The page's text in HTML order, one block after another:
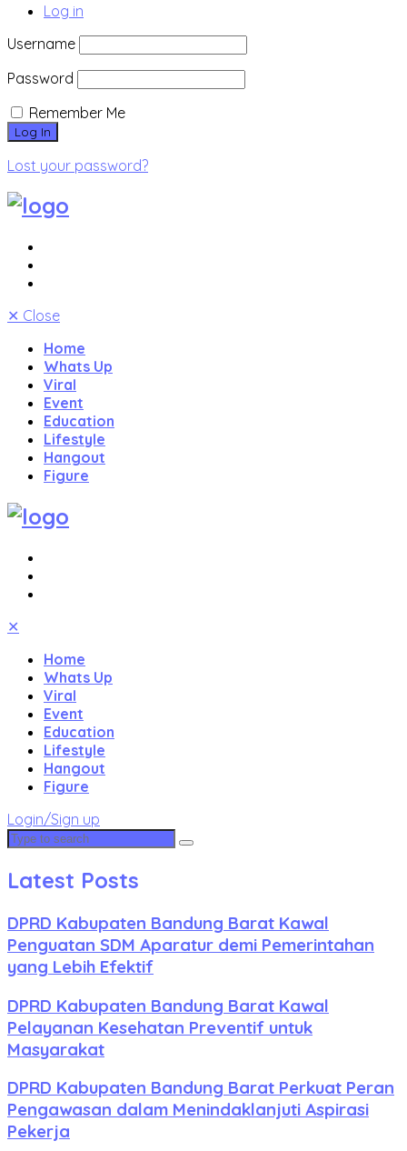
Log in
Username
Password
Remember Me
Lost your password?
✕ Close
Home
Whats Up
Viral
Event
Education
Lifestyle
Hangout
Figure
✕
Home
Whats Up
Viral
Event
Education
Lifestyle
Hangout
Figure
Login/Sign up
Latest Posts
DPRD Kabupaten Bandung Barat Kawal
Penguatan SDM Aparatur demi Pemerintahan
yang Lebih Efektif
DPRD Kabupaten Bandung Barat Kawal
Pelayanan Kesehatan Preventif untuk
Masyarakat
DPRD Kabupaten Bandung Barat Perkuat Peran
Pengawasan dalam Menindaklanjuti Aspirasi
Pekerja